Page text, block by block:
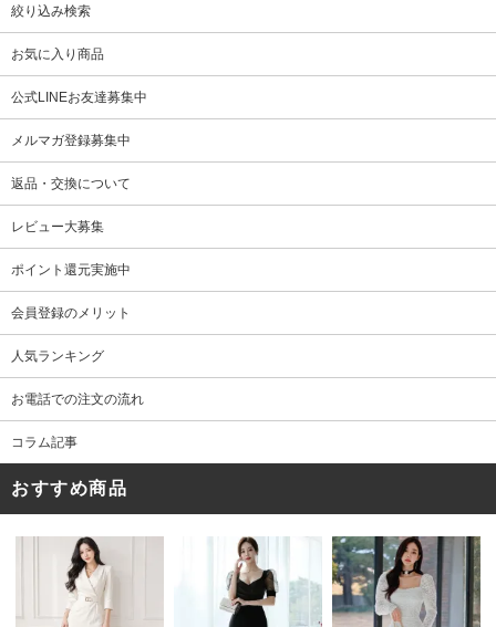
絞り込み検索
お気に入り商品
公式LINEお友達募集中
メルマガ登録募集中
返品・交換について
レビュー大募集
ポイント還元実施中
会員登録のメリット
人気ランキング
お電話での注文の流れ
コラム記事
おすすめ商品